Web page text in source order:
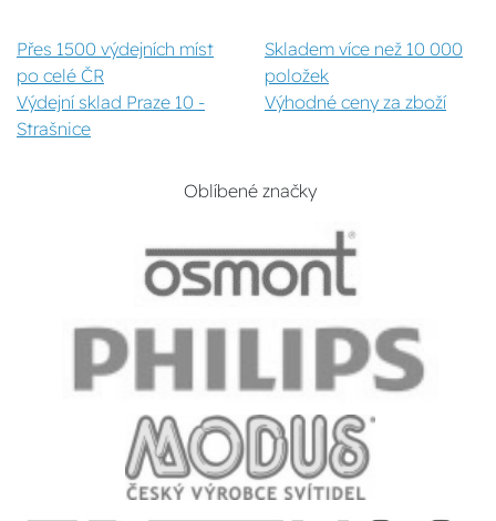
Přes 1500 výdejních míst
po celé ČR
Skladem více než 10 000
položek
Výdejní sklad Praze 10 -
Strašnice
Výhodné ceny za zboží
Oblíbené značky